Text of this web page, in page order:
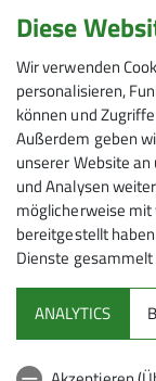
„Versteinerte
Burgruinen -
Deutschlands
Reichenau -
Schwäbische
mehr erfahren
Diese
Wir verwenden
personalisieren,
können und
Außerdem geben
unserer Website
und Analysen
möglicherweise
bereitgestellt
Dienste
ANALYTICS